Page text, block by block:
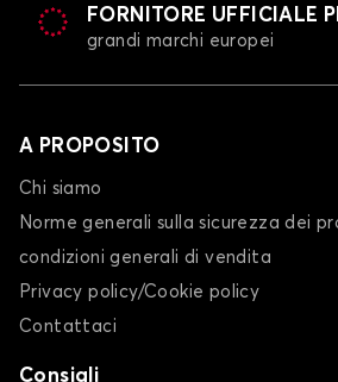
FORNITORE UFFICIALE
grandi marchi europei
A PROPOSITO
Chi siamo
Norme generali sulla sicurezza dei
condizioni generali di vendita
Privacy policy/Cookie policy
Contattaci
Consigli